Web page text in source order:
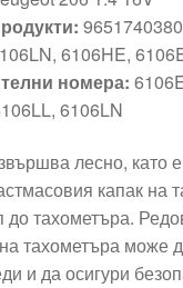
6106HE,
номера:
6106LN
лесно, като
капак на
до тахометъра.
тахометъра може
и да осигури